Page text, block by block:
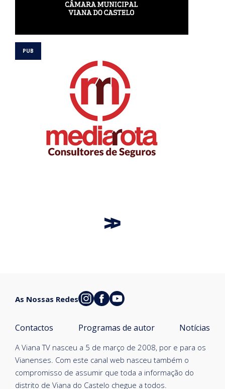
A Viana TV nasceu a 5 de março de 2008, por e para os
Vianenses. Com este canal web nasceu também o
compromisso de assumir que toda a informação do
distrito de Viana do Castelo chegue a todos.
Contactos Programas de autor Notícias
As Nossas Redes